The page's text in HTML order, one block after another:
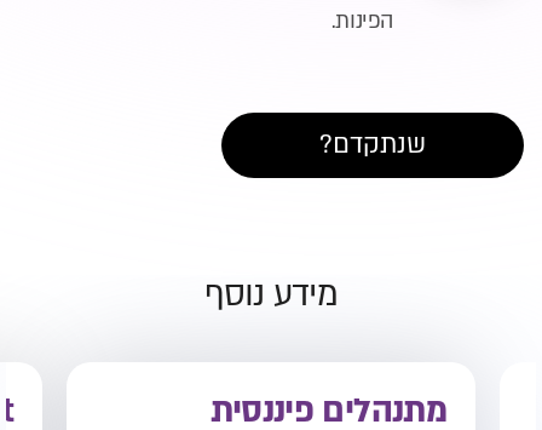
הפינות.
שנתקדם?
מידע נוסף
מתנהלים פיננסית